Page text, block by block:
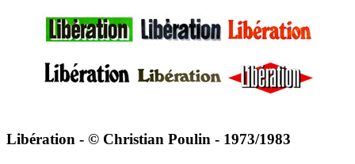
Libération - © Christian Poulin - 1973/1983